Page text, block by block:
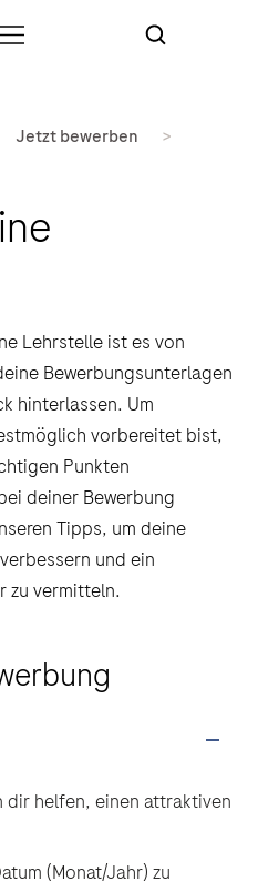
Jetzt bewerben
>
Lehrstelle ist es von
Bewerbungsunterlagen
hinterlassen. Um
vorbereitet bist,
Punkten
deiner Bewerbung
Tipps, um deine
und ein
zu vermitteln.
dir helfen, einen attraktiven
(Monat/Jahr) zu